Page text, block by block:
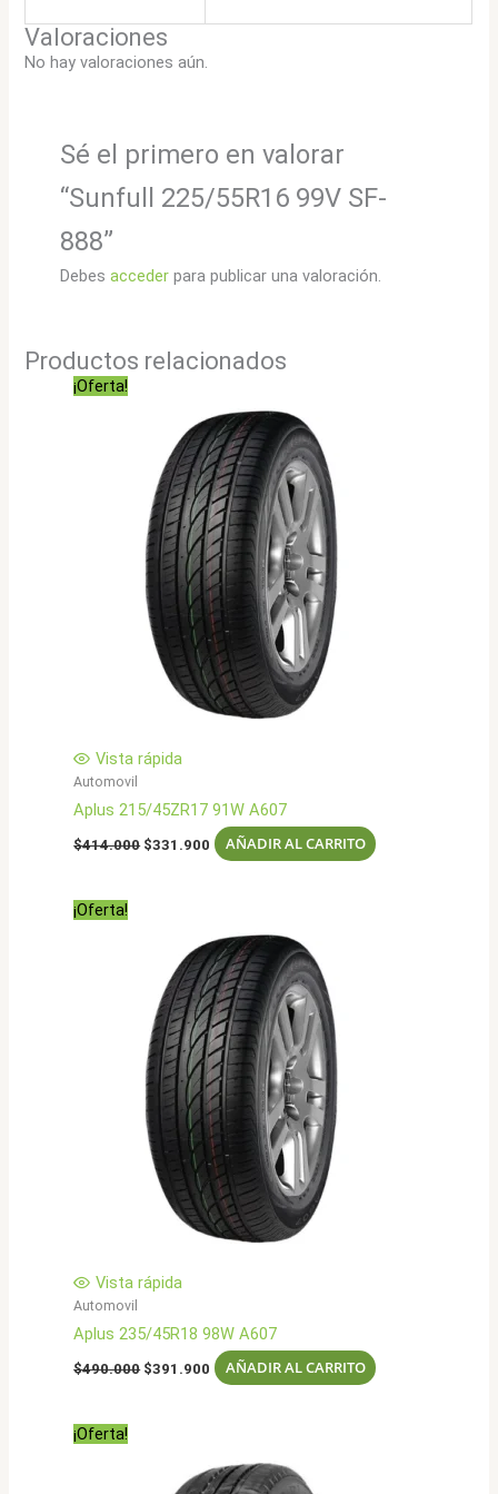
Valoraciones
No hay valoraciones aún.
Sé el primero en valorar
“Sunfull 225/55R16 99V SF-
888”
Debes accederpara publicar una valoración.
Productos relacionados
¡Oferta!
Vista rápida
Automovil
Aplus 215/45ZR17 91W A607
$414.000 El
$331.900 El
precio
AÑADIR AL CARRITO
¡Oferta!
Vista rápida
Automovil
Aplus 235/45R18 98W A607
$490.000 El
$391.900 El
precio
AÑADIR AL CARRITO
¡Oferta!